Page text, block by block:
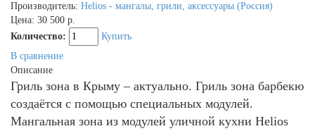
Производитель: Helios - мангалы, грили, аксессуары (Россия)
Цена: 30 500 р.
Количество:
Купить
В сравнение
Описание
Гриль зона в Крыму – актуально. Гриль зона барбекю
создаётся с помощью специальных модулей.
Мангальная зона из модулей уличной кухни Helios